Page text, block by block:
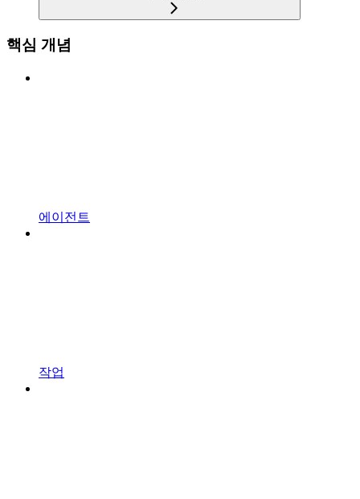
핵심 개념
에이전트
작업